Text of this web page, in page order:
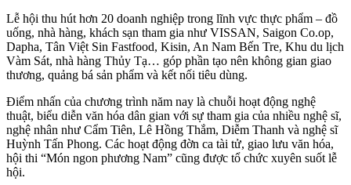
Lễ hội thu hút hơn 20 doanh nghiệp trong lĩnh vực thực phẩm – đồ
uống, nhà hàng, khách sạn tham gia như VISSAN, Saigon Co.op,
Dapha, Tân Việt Sin Fastfood, Kisin, An Nam Bến Tre, Khu du lịch
Vàm Sát, nhà hàng Thủy Tạ… góp phần tạo nên không gian giao
thương, quảng bá sản phẩm và kết nối tiêu dùng.
Điểm nhấn của chương trình năm nay là chuỗi hoạt động nghệ
thuật, biểu diễn văn hóa dân gian với sự tham gia của nhiều nghệ sĩ,
nghệ nhân như Cẩm Tiên, Lê Hồng Thắm, Diễm Thanh và nghệ sĩ
Huỳnh Tấn Phong. Các hoạt động đờn ca tài tử, giao lưu văn hóa,
hội thi “Món ngon phương Nam” cũng được tổ chức xuyên suốt lễ
hội.